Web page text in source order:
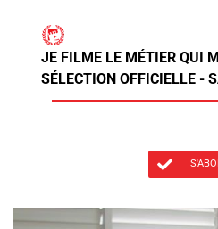
JE FILME LE MÉTIER QUI
SÉLECTION OFFICIELLE -